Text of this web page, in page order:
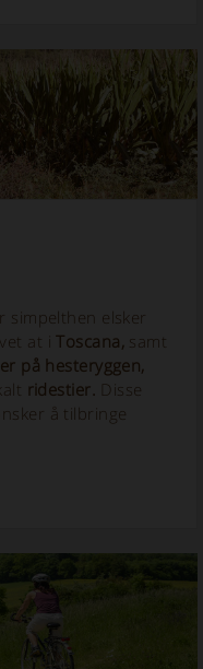
simpelthen elsker
at iToscana, samt
på hesteryggen,
ridestier. Disse
å tilbringe